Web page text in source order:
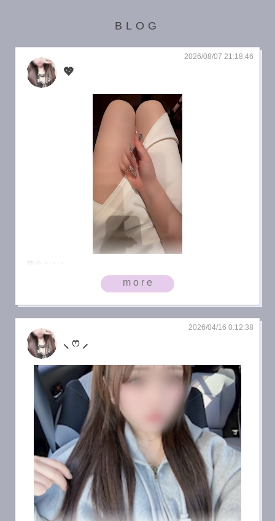
BLOG
💖
2026/08/07 21:18:46
華金！！！
more
⸜ ෆ‪ ‪⸝‍
2026/04/16 0:12:38